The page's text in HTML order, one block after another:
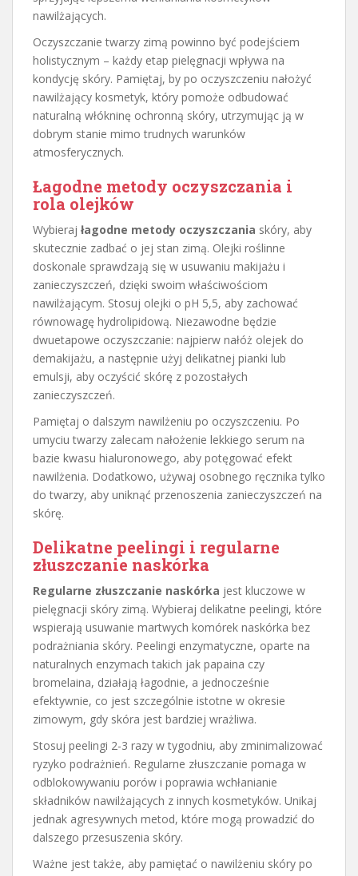
nawilżających.
Oczyszczanie twarzy zimą powinno być podejściem
holistycznym – każdy etap pielęgnacji wpływa na
kondycję skóry. Pamiętaj, by po oczyszczeniu nałożyć
nawilżający kosmetyk, który pomoże odbudować
naturalną włókninę ochronną skóry, utrzymując ją w
dobrym stanie mimo trudnych warunków
atmosferycznych.
Łagodne metody oczyszczania i
rola olejków
Wybieraj łagodne metody oczyszczania skóry, aby
skutecznie zadbać o jej stan zimą. Olejki roślinne
doskonale sprawdzają się w usuwaniu makijażu i
zanieczyszczeń, dzięki swoim właściwościom
nawilżającym. Stosuj olejki o pH 5,5, aby zachować
równowagę hydrolipidową. Niezawodne będzie
dwuetapowe oczyszczanie: najpierw nałóż olejek do
demakijażu, a następnie użyj delikatnej pianki lub
emulsji, aby oczyścić skórę z pozostałych
zanieczyszczeń.
Pamiętaj o dalszym nawilżeniu po oczyszczeniu. Po
umyciu twarzy zalecam nałożenie lekkiego serum na
bazie kwasu hialuronowego, aby potęgować efekt
nawilżenia. Dodatkowo, używaj osobnego ręcznika tylko
do twarzy, aby uniknąć przenoszenia zanieczyszczeń na
skórę.
Delikatne peelingi i regularne
złuszczanie naskórka
Regularne złuszczanie naskórka jest kluczowe w
pielęgnacji skóry zimą. Wybieraj delikatne peelingi, które
wspierają usuwanie martwych komórek naskórka bez
podrażniania skóry. Peelingi enzymatyczne, oparte na
naturalnych enzymach takich jak papaina czy
bromelaina, działają łagodnie, a jednocześnie
efektywnie, co jest szczególnie istotne w okresie
zimowym, gdy skóra jest bardziej wrażliwa.
Stosuj peelingi 2-3 razy w tygodniu, aby zminimalizować
ryzyko podrażnień. Regularne złuszczanie pomaga w
odblokowywaniu porów i poprawia wchłanianie
składników nawilżających z innych kosmetyków. Unikaj
jednak agresywnych metod, które mogą prowadzić do
dalszego przesuszenia skóry.
Ważne jest także, aby pamiętać o nawilżeniu skóry po